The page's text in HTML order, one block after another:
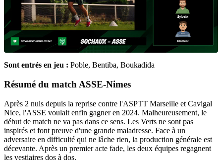
Sont entrés en jeu : Poble, Bentiba, Boukadida
Résumé du match ASSE-Nimes
Après 2 nuls depuis la reprise contre l'ASPTT Marseille et Cavigal
Nice, l'ASSE voulait enfin gagner en 2024. Malheureusement, le
début de match ne va pas dans ce sens. Les Verts ne sont pas
inspirés et font preuve d'une grande maladresse. Face à un
adversaire en difficulté qui ne lâche rien, la production générale est
décevante. Après un premier acte fade, les deux équipes regagnent
les vestiaires dos à dos.